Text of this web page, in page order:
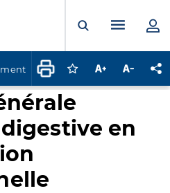
Ouvrir laMenu
Connectez-vous
Augmenter la
en